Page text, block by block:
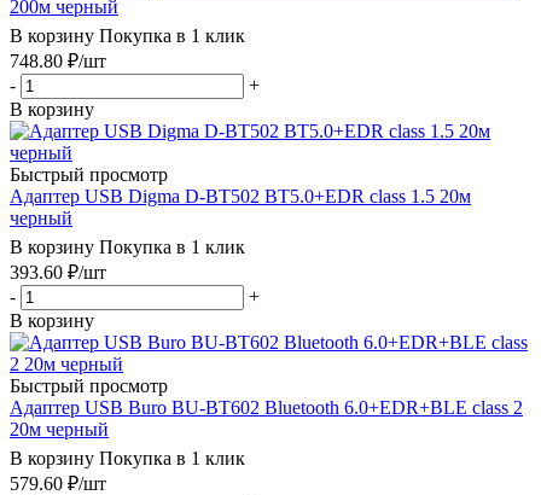
200м черный
В корзину Покупка в 1 клик
748.80 ₽/шт
-
+
В корзину
Быстрый просмотр
Адаптер USB Digma D-BT502 BT5.0+EDR class 1.5 20м
черный
В корзину Покупка в 1 клик
393.60 ₽/шт
-
+
В корзину
Быстрый просмотр
Адаптер USB Buro BU-BT602 Bluetooth 6.0+EDR+BLE class 2
20м черный
В корзину Покупка в 1 клик
579.60 ₽/шт